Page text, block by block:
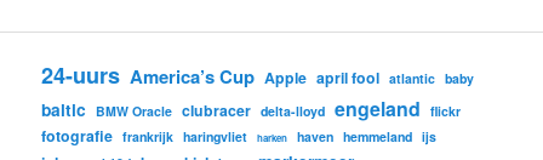
24-uurs America’s Cup Apple april fool atlantic baby
baltic BMW Oracle clubracer delta-lloyd engeland flickr
fotografie frankrijk haringvliet harken haven hemmeland ijs